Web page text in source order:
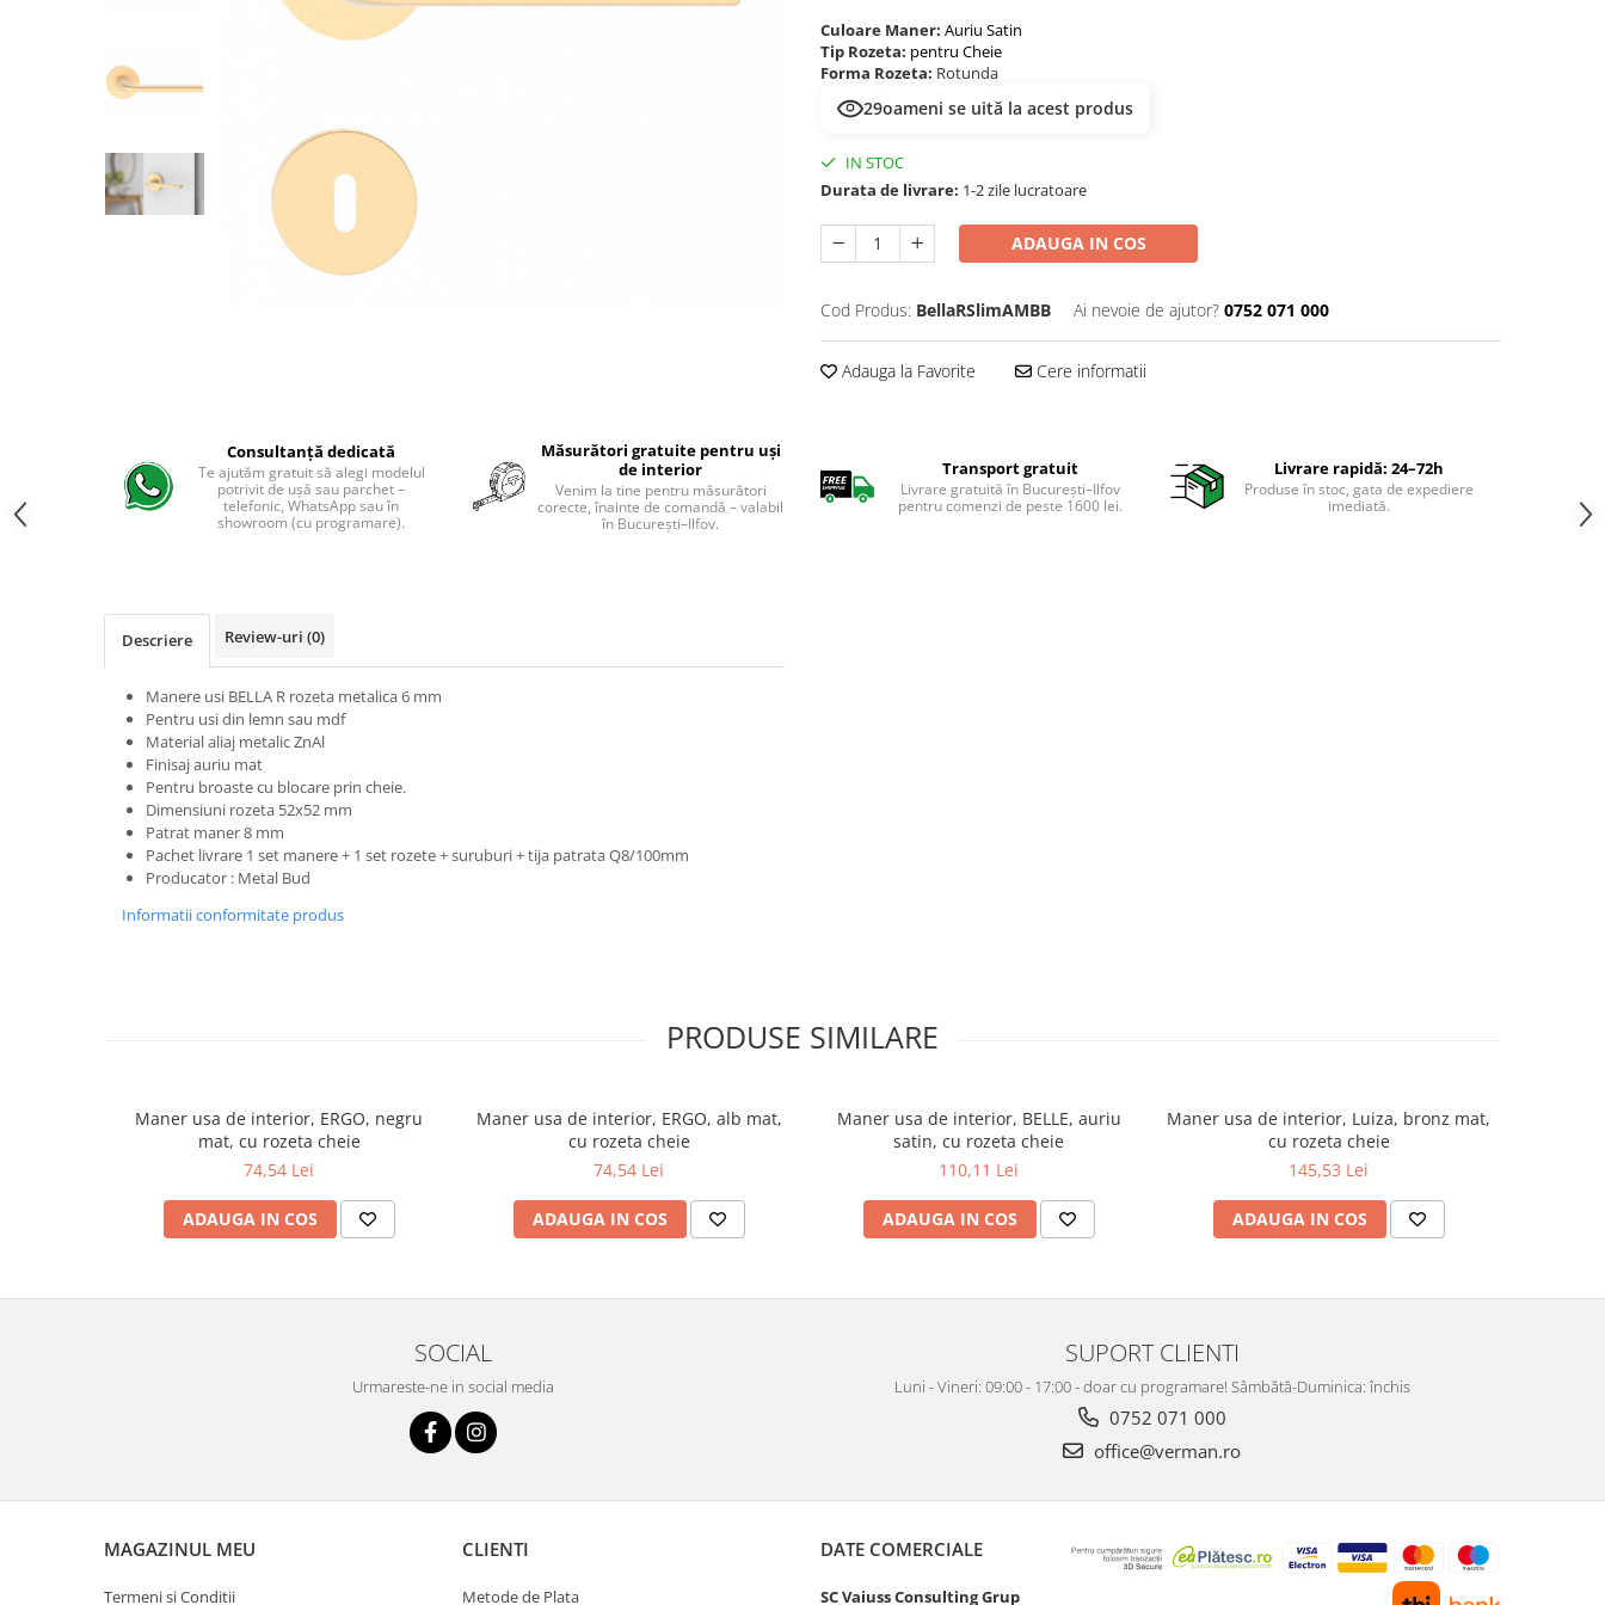
Woodstock 8mm
Woodstock XL 8mm
ADO Floor - SPC
Advanced 8 mm
Amazone 10 mm
Robusto 12 mm
Culoare Maner: Auriu Satin
Tip Rozeta: pentru Cheie
Forma Rozeta: Rotunda
29oameni se uită la acest produs
IN STOC
Durata de livrare: 1-2 zile lucratoare
ADAUGA IN COS
Cod Produs: BellaRSlimAMBB Ai nevoie de ajutor? 0752 071 000
Adauga la Favorite Cere informatii
Consultanță dedicată
Te ajutăm gratuit să alegi modelul
potrivit de ușă sau parchet –
telefonic, WhatsApp sau în
showroom (cu programare).
Măsurători gratuite pentru uși
de interior
Venim la tine pentru măsurători
corecte, înainte de comandă – valabil
în București–Ilfov.
Transport gratuit
Livrare gratuită în București–Ilfov
pentru comenzi de peste 1600 lei.
Livrare rapidă: 24–72h
Produse în stoc, gata de expediere
imediată.
Descriere Review-uri (0)
Manere usi BELLA R rozeta metalica 6 mm
Pentru usi din lemn sau mdf
Material aliaj metalic ZnAl
Finisaj auriu mat
Pentru broastecu blocare prin cheie.
Dimensiuni rozeta 52x52 mm
Patrat maner 8 mm
Pachet livrare 1 set manere + 1 set rozete + suruburi + tija patrata Q8/100mm
Producator : Metal Bud
Informatii conformitate produs
PRODUSE SIMILARE
Maner usa de interior, ERGO, negru
mat, cu rozeta cheie
74,54 Lei
ADAUGA IN COS
Maner usa de interior, ERGO, alb mat,
cu rozeta cheie
74,54 Lei
ADAUGA IN COS
Maner usa de interior, BELLE, auriu
satin, cu rozeta cheie
110,11 Lei
ADAUGA IN COS
Maner usa de interior, Luiza, bronz mat,
cu rozeta cheie
145,53 Lei
ADAUGA IN COS
SOCIAL
Urmareste-ne in social media
SUPORT CLIENTI
Luni - Vineri: 09:00 - 17:00 - doar cu programare! Sâmbătă-Duminica: închis
0752 071 000
office@verman.ro
MAGAZINUL MEU
Termeni si Conditii
CLIENTI
Metode de Plata
DATE COMERCIALE
SC Vaiuss Consulting Grup